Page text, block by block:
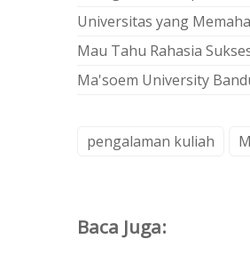
Universitas yang
Mau Tahu Rahasia
Ma'soem University
pengalaman kuliah
Baca Juga: